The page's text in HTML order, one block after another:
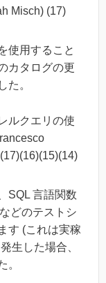
Misch) (17)
使用すること
カタログの更
た。
ルクエリの使
SQL 言語関数
どのテストシ
す (これは実稼
生した場合、
。